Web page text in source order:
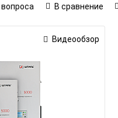
вопроса В сравнение
Видеообзор